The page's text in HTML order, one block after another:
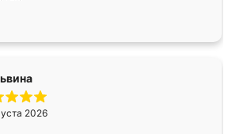
купе. По качеству очень
достаточно быстрая,
же он более разнообразный.
,если что-то потребуется из
заказывать только здесь.
2026